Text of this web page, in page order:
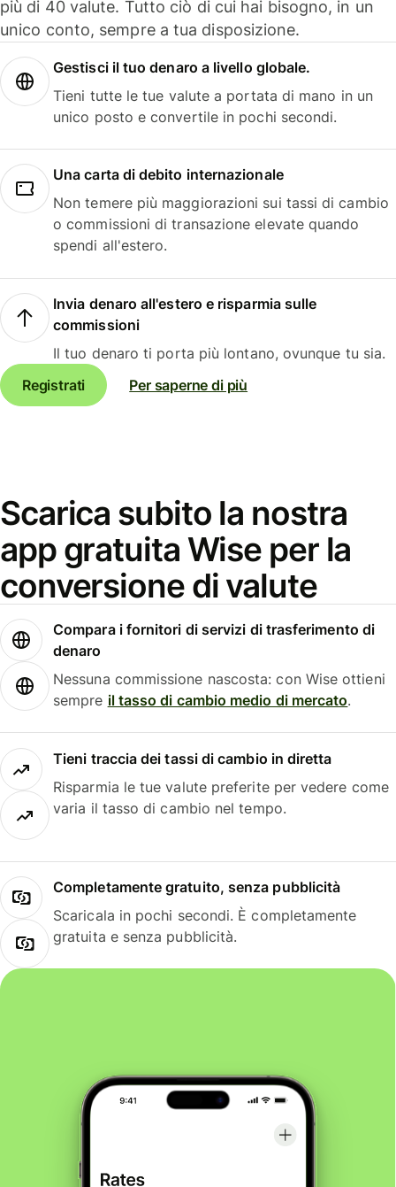
più di 40 valute. Tutto ciò di cui hai bisogno, in un
unico conto, sempre a tua disposizione.
Gestisci il tuo denaro a livello globale.
Tieni tutte le tue valute a portata di mano in un
unico posto e convertile in pochi secondi.
Una carta di debito internazionale
Non temere più maggiorazioni sui tassi di cambio
o commissioni di transazione elevate quando
spendi all'estero.
Invia denaro all'estero e risparmia sulle
commissioni
Il tuo denaro ti porta più lontano, ovunque tu sia.
Registrati
Per saperne di più
Scarica subito la nostra
app gratuita Wise per la
conversione di valute
Compara i fornitori di servizi di trasferimento di
denaro
Nessuna commissione nascosta: con Wise ottieni
sempre il tasso di cambio medio di mercato.
Tieni traccia dei tassi di cambio in diretta
Risparmia le tue valute preferite per vedere come
varia il tasso di cambio nel tempo.
Completamente gratuito, senza pubblicità
Scaricala in pochi secondi. È completamente
gratuita e senza pubblicità.